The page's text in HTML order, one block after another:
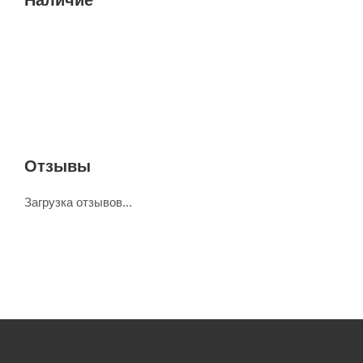
Отзывы
Загрузка отзывов...